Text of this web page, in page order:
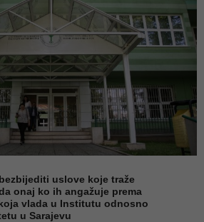
uslove koje traže
onaj ko ih angažuje prema
vlada u Institutu odnosno
u Sarajevu